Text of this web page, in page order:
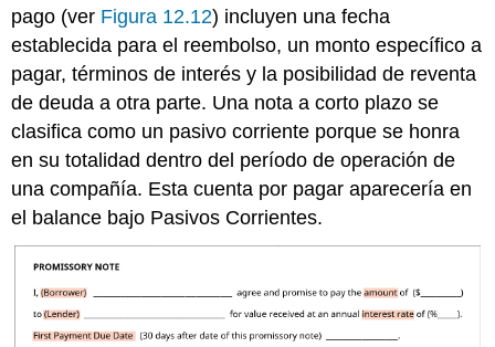
pago (ver Figura 12.12) incluyen una fecha
establecida para el reembolso, un monto específico a
pagar, términos de interés y la posibilidad de reventa
de deuda a otra parte. Una nota a corto plazo se
clasifica como un pasivo corriente porque se honra
en su totalidad dentro del período de operación de
una compañía. Esta cuenta por pagar aparecería en
el balance bajo Pasivos Corrientes.